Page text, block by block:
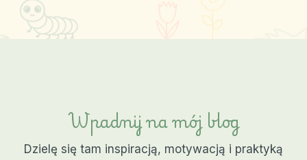
Wpadnij na mój blog
Dzielę się tam inspiracją, motywacją i praktyką